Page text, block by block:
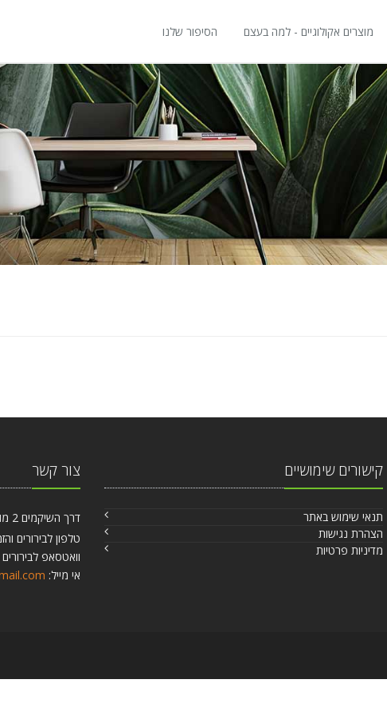
מוצרים אקולוגיים - למה בעצם הסיפור שלנו
קישורים שימושיים
תנאי שימוש באתר
הצהרת נגישות
מדיניות פרטיות
צור קשר
דרך השיקמים 2 מושב חרות
טלפון לבירורים והזמנות:
וואטסאפ
אי מייל: